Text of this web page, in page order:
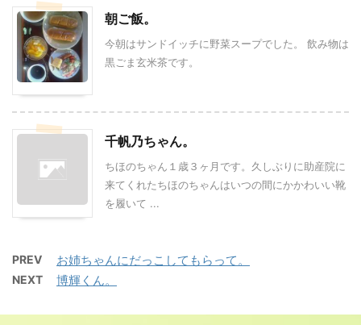
朝ご飯。
今朝はサンドイッチに野菜スープでした。 飲み物は
黒ごま玄米茶です。
千帆乃ちゃん。
ちほのちゃん１歳３ヶ月です。久しぶりに助産院に
来てくれたちほのちゃんはいつの間にかかわいい靴
を履いて ...
PREV お姉ちゃんにだっこしてもらって。
NEXT 博輝くん。